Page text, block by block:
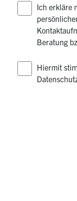
Ich erkläre
Beratung
Hiermit